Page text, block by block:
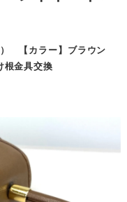
） 【カラー】ブラウン
根金具交換